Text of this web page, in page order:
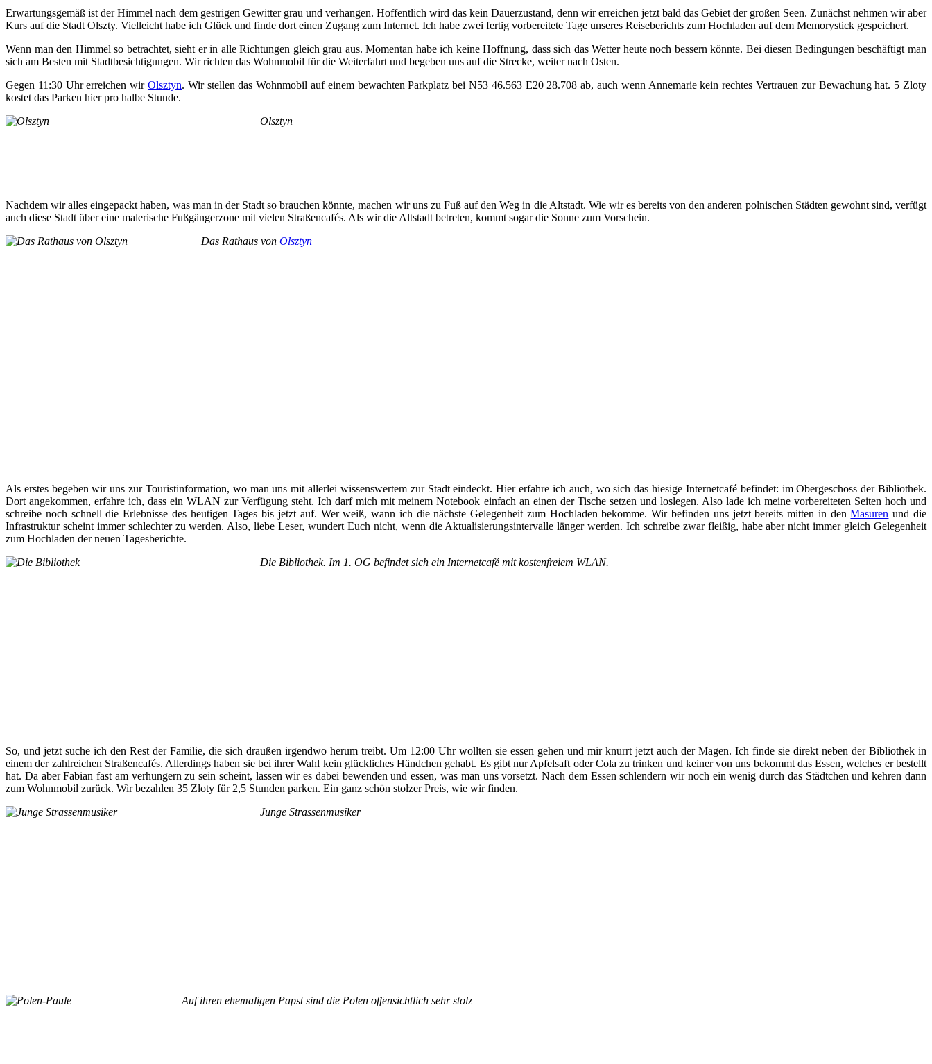
Erwartungsgemäß ist der Himmel nach dem gestrigen Gewitter grau und verhangen. Hoffentlich wird das kein Dauerzustand, denn wir erreichen jetzt bald das Gebiet der großen Seen. Zunächst nehmen wir aber
Kurs auf die Stadt Olszty. Vielleicht habe ich Glück und finde dort einen Zugang zum Internet. Ich habe zwei fertig vorbereitete Tage unseres Reiseberichts zum Hochladen auf dem Memorystick gespeichert.
Wenn man den Himmel so betrachtet, sieht er in alle Richtungen gleich grau aus. Momentan habe ich keine Hoffnung, dass sich das Wetter heute noch bessern könnte. Bei diesen Bedingungen beschäftigt man
sich am Besten mit Stadtbesichtigungen. Wir richten das Wohnmobil für die Weiterfahrt und begeben uns auf die Strecke, weiter nach Osten.
Gegen 11:30 Uhr erreichen wir Olsztyn. Wir stellen das Wohnmobil auf einem bewachten Parkplatz bei N53 46.563 E20 28.708 ab, auch wenn Annemarie kein rechtes Vertrauen zur Bewachung hat. 5 Zloty
kostet das Parken hier pro halbe Stunde.
Olsztyn
Nachdem wir alles eingepackt haben, was man in der Stadt so brauchen könnte, machen wir uns zu Fuß auf den Weg in die Altstadt. Wie wir es bereits von den anderen polnischen Städten gewohnt sind, verfügt
auch diese Stadt über eine malerische Fußgängerzone mit vielen Straßencafés. Als wir die Altstadt betreten, kommt sogar die Sonne zum Vorschein.
Das Rathaus von Olsztyn
Als erstes begeben wir uns zur Touristinformation, wo man uns mit allerlei wissenswertem zur Stadt eindeckt. Hier erfahre ich auch, wo sich das hiesige Internetcafé befindet: im Obergeschoss der Bibliothek.
Dort angekommen, erfahre ich, dass ein WLAN zur Verfügung steht. Ich darf mich mit meinem Notebook einfach an einen der Tische setzen und loslegen. Also lade ich meine vorbereiteten Seiten hoch und
schreibe noch schnell die Erlebnisse des heutigen Tages bis jetzt auf. Wer weiß, wann ich die nächste Gelegenheit zum Hochladen bekomme. Wir befinden uns jetzt bereits mitten in denMasuren und die
Infrastruktur scheint immer schlechter zu werden. Also, liebe Leser, wundert Euch nicht, wenn die Aktualisierungsintervalle länger werden. Ich schreibe zwar fleißig, habe aber nicht immer gleich Gelegenheit
zum Hochladen der neuen Tagesberichte.
Die Bibliothek. Im 1. OG befindet sich ein Internetcafé mit kostenfreiem WLAN.
So, und jetzt suche ich den Rest der Familie, die sich draußen irgendwo herum treibt. Um 12:00 Uhr wollten sie essen gehen und mir knurrt jetzt auch der Magen. Ich finde sie direkt neben der Bibliothek in
einem der zahlreichen Straßencafés. Allerdings haben sie bei ihrer Wahl kein glückliches Händchen gehabt. Es gibt nur Apfelsaft oder Cola zu trinken und keiner von uns bekommt das Essen, welches er bestellt
hat. Da aber Fabian fast am verhungern zu sein scheint, lassen wir es dabei bewenden und essen, was man uns vorsetzt. Nach dem Essen schlendern wir noch ein wenig durch das Städtchen und kehren dann
zum Wohnmobil zurück. Wir bezahlen 35 Zloty für 2,5 Stunden parken. Ein ganz schön stolzer Preis, wie wir finden.
Junge Strassenmusiker
Auf ihren ehemaligen Papst sind die Polen offensichtlich sehr stolz